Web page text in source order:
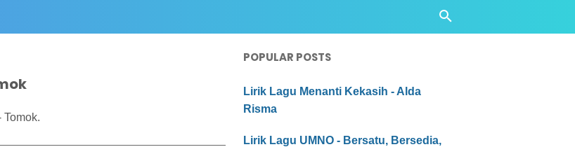
POPULAR POSTS
Lirik Lagu Menanti Kekasih - Alda
Risma
Lirik Lagu UMNO - Bersatu, Bersedia,